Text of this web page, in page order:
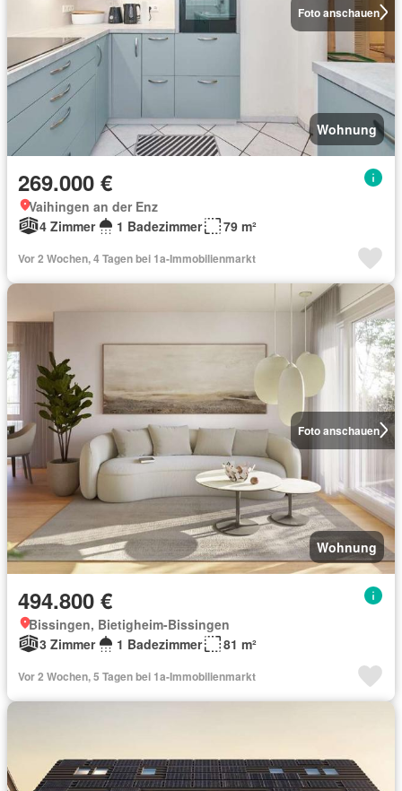
Foto anschauen
Wohnung
269.000 €
Vaihingen an der Enz
4 Zimmer
1 Badezimmer 79 m²
Vor 2 Wochen, 4 Tagen bei 1a-Immobilienmarkt
Foto anschauen
Wohnung
494.800 €
Bissingen, Bietigheim-Bissingen
3 Zimmer
1 Badezimmer 81 m²
Vor 2 Wochen, 5 Tagen bei 1a-Immobilienmarkt